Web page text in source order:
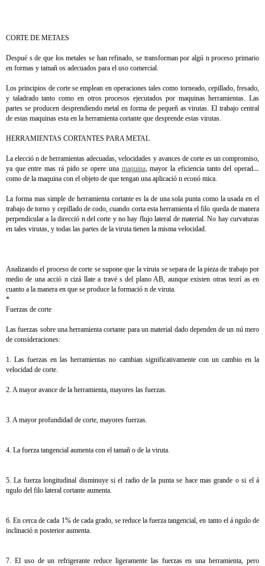
CORTE DE METAES
Despué s de que los metales se han refinado, se transforman por algú n proceso primario
en formas y tamañ os adecuados para el uso comercial.
Los principios de corte se emplean en operaciones tales como torneado, cepillado, fresado,
y taladrado tanto como en otros procesos ejecutados por maquinas herramientas. Las
partes se producen desprendiendo metal en forma de pequeñ as virutas. El trabajo central
de estas maquinas esta en la herramienta cortante que desprende estas virutas.
HERRAMIENTAS CORTANTES PARA METAL
La elecció n de herramientas adecuadas, velocidades y avances de corte es un compromiso,
ya que entre mas rá pido se opere una maquina, mayor la eficiencia tanto del operador
como de la maquina con el objeto de que tengan una aplicació n econó mica.
La forma mas simple de herramienta cortante es la de una sola punta como la usada en el
trabajo de torno y cepillado de codo, cuando corta esta herramienta el filo queda de manera
perpendicular a la direcció n del corte y no hay flujo lateral de material. No hay curvaturas
en tales virutas, y todas las partes de la viruta tienen la misma velocidad.
Analizando el proceso de corte se supone que la viruta se separa de la pieza de trabajo por
medio de una acció n cizá llate a travé s del plano AB, aunque existen otras teorí as en
cuanto a la manera en que se produce la formació n de viruta.
*
Fuerzas de corte
Las fuerzas sobre una herramienta cortante para un material dado dependen de un nú mero
de consideraciones:
1. Las fuerzas en las herramientas no cambian significativamente con un cambio en la
velocidad de corte.
2. A mayor avance de la herramienta, mayores las fuerzas.
3. A mayor profundidad de corte, mayores fuerzas.
4. La fuerza tangencial aumenta con el tamañ o de la viruta.
5. La fuerza longitudinal disminuye si el radio de la punta se hace mas grande o si el á
ngulo del filo lateral cortante aumenta.
6. En cerca de cada 1% de cada grado, se reduce la fuerza tangencial, en tanto el á ngulo de
inclinació n posterior aumenta.
7. El uso de un refrigerante reduce ligeramente las fuerzas en una herramienta, pero